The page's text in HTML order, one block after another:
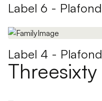
Label 6 - Plafond
Label 4 - Plafond
Threesixty